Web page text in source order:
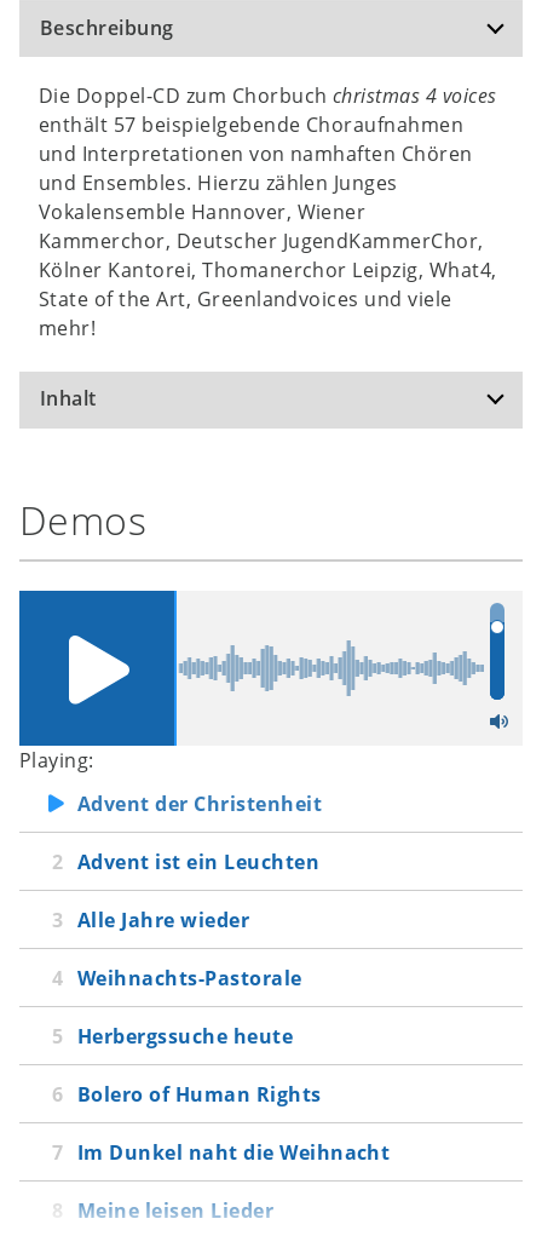
Beschreibung
Die Doppel-CD zum Chorbuch christmas 4 voices
enthält 57 beispielgebende Choraufnahmen
und Interpretationen von namhaften Chören
und Ensembles. Hierzu zählen Junges
Vokalensemble Hannover, Wiener
Kammerchor, Deutscher JugendKammerChor,
Kölner Kantorei, Thomanerchor Leipzig, What4,
State of the Art, Greenlandvoices und viele
mehr!
Inhalt
Advent der Christenheit
Advent ist ein Leuchten
Alle Jahre wieder
Herbergssuche heute
Bolero of Human Rights
Neigt sich’s Jahr adventlich
Es naht ein Licht
Botschaft jener Christnacht
Die stillste Zeit
Himmlischer Adventjodler
Mache dich auf und werde licht
Joulun kellot
Der Nebelmond (Wenn sich die Sonne
A las doce de la noche
Die Sommerblume unterm Schnee
The Blessing of Light
Lux Aurumque
Demos
Playing:
Advent der Christenheit
Advent ist ein Leuchten
Alle Jahre wieder
Weihnachts-Pastorale
Herbergssuche heute
Bolero of Human Rights
Im Dunkel naht die Weihnacht
Meine leisen Lieder